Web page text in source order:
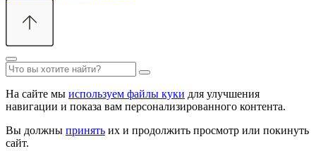
На сайте мы используем файлы куки для улучшения
навигации и показа вам персонализированного контента.
Вы должны принять их и продолжить просмотр или покинуть
сайт.